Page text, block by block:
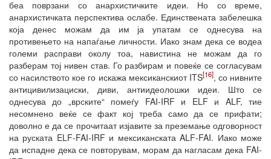
беа поврзани со анархистичките идеи. Но со време,
анархистичката перспектива ослабе. Единствената забелешка
која денес можам да им ја упатам се однесува на
противењето на напаѓање личности. Иако знам дека се водеа
големи расправи околу тоа, навистина не можам да го
разберам тој нивен став. Го разбирам и повеќе се согласувам
со насилството кое го искажа мексиканскиот ITS[16], со нивните
антицивилизациски, диви, антиидеолошки идеи. Што се
однесува до „врските“ помеѓу FAI-IRF и ELF и ALF, тие
несомнено веќе се факт кој треба само да се прифати;
доволно е да се прочитаат изјавите за преземање одговорност
на руската ELF-FAI-IRF и мексиканската ALF-FAI. Иако може
да испадне дека се повторувам, морам да нагласам дека FAI-